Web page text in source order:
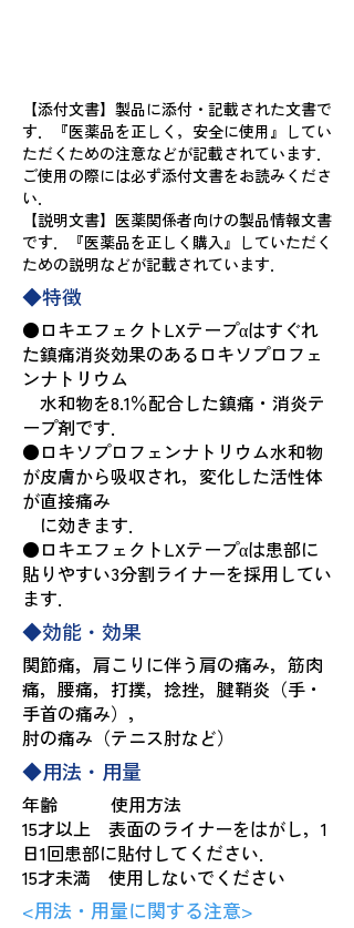
【添付文書】製品に添付・記載された文書で
す．『医薬品を正しく，安全に使用』してい
ただくための注意などが記載されています．
ご使用の際には必ず添付文書をお読みくださ
い．
【説明文書】医薬関係者向けの製品情報文書
です．『医薬品を正しく購入』していただく
ための説明などが記載されています．
◆特徴
●ロキエフェクトLXテープαはすぐれ
た鎮痛消炎効果のあるロキソプロフェ
ンナトリウム
水和物を8.1％配合した鎮痛・消炎テ
ープ剤です．
●ロキソプロフェンナトリウム水和物
が皮膚から吸収され，変化した活性体
が直接痛み
に効きます．
●ロキエフェクトLXテープαは患部に
貼りやすい3分割ライナーを採用してい
ます．
◆効能・効果
関節痛，肩こりに伴う肩の痛み，筋肉
痛，腰痛，打撲，捻挫，腱鞘炎（手・
手首の痛み），
肘の痛み（テニス肘など）
◆用法・用量
年齢 使用方法
15才以上 表面のライナーをはがし，1
日1回患部に貼付してください．
15才未満 使用しないでください
<用法・用量に関する注意>